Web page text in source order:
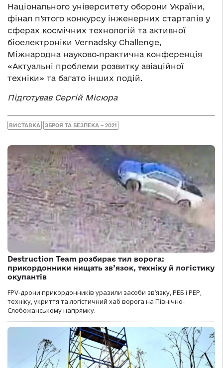
Національного університету оборони України,
фінал п’ятого конкурсу інженерних стартапів у
сферах космічних технологій та активної
біоелектроніки Vernadsky Challenge,
Міжнародна науково‑практична конференція
«Актуальні проблеми розвитку авіаційної
техніки» та багато інших подій.
Підготував Сергій Місюра
ВИСТАВКА ЗБРОЯ ТА БЕЗПЕКА – 2021
Destruction Team розбирає тил ворога:
прикордонники нищать зв’язок, техніку й логістику
окупантів
FPV-дрони прикордонників уразили засоби зв’язку, РЕБ і РЕР,
техніку, укриття та логістичний хаб ворога на Північно-
Слобожанському напрямку.